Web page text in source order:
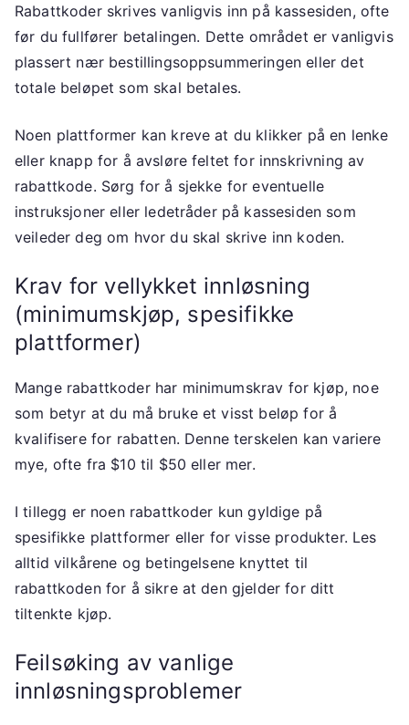
Rabattkoder skrives vanligvis inn på kassesiden, ofte
før du fullfører betalingen. Dette området er vanligvis
plassert nær bestillingsoppsummeringen eller det
totale beløpet som skal betales.
Noen plattformer kan kreve at du klikker på en lenke
eller knapp for å avsløre feltet for innskrivning av
rabattkode. Sørg for å sjekke for eventuelle
instruksjoner eller ledetråder på kassesiden som
veileder deg om hvor du skal skrive inn koden.
Krav for vellykket innløsning
(minimumskjøp, spesifikke
plattformer)
Mange rabattkoder har minimumskrav for kjøp, noe
som betyr at du må bruke et visst beløp for å
kvalifisere for rabatten. Denne terskelen kan variere
mye, ofte fra $10 til $50 eller mer.
I tillegg er noen rabattkoder kun gyldige på
spesifikke plattformer eller for visse produkter. Les
alltid vilkårene og betingelsene knyttet til
rabattkoden for å sikre at den gjelder for ditt
tiltenkte kjøp.
Feilsøking av vanlige
innløsningsproblemer